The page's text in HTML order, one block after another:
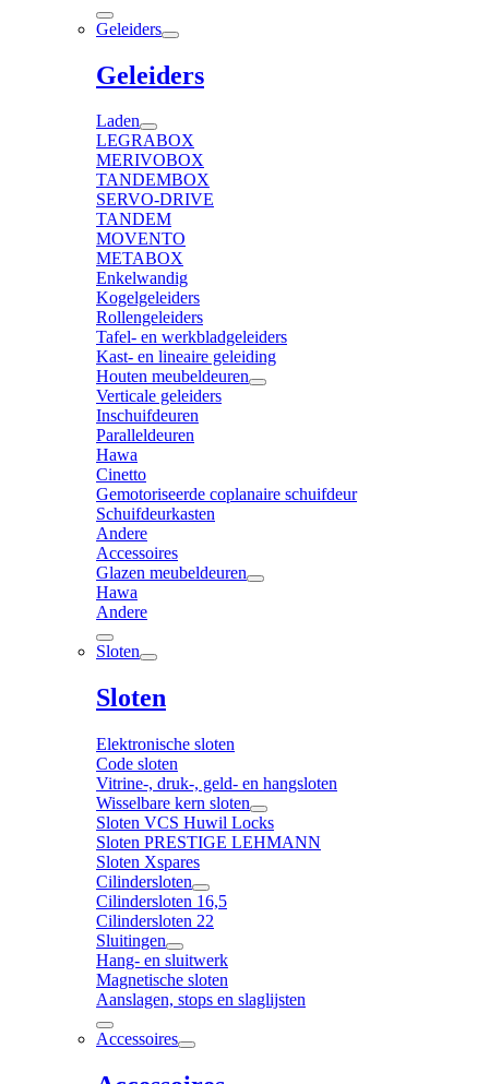
Geleiders
Geleiders
Laden
LEGRABOX
MERIVOBOX
TANDEMBOX
SERVO-DRIVE
TANDEM
MOVENTO
METABOX
Enkelwandig
Kogelgeleiders
Rollengeleiders
Tafel- en werkbladgeleiders
Kast- en lineaire geleiding
Houten meubeldeuren
Verticale geleiders
Inschuifdeuren
Paralleldeuren
Hawa
Cinetto
Gemotoriseerde coplanaire schuifdeur
Schuifdeurkasten
Andere
Accessoires
Glazen meubeldeuren
Hawa
Andere
Sloten
Sloten
Elektronische sloten
Code sloten
Vitrine-, druk-, geld- en hangsloten
Wisselbare kern sloten
Sloten VCS Huwil Locks
Sloten PRESTIGE LEHMANN
Sloten Xspares
Cilindersloten
Cilindersloten 16,5
Cilindersloten 22
Sluitingen
Hang- en sluitwerk
Magnetische sloten
Aanslagen, stops en slaglijsten
Accessoires